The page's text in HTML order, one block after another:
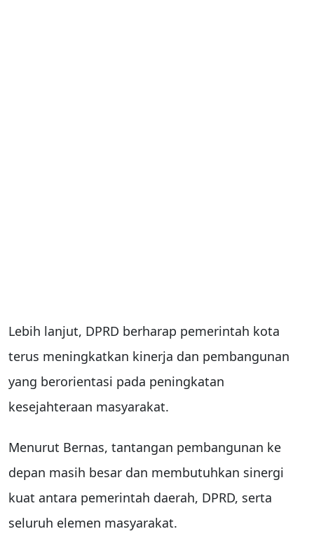
Lebih lanjut, DPRD berharap pemerintah kota
terus meningkatkan kinerja dan pembangunan
yang berorientasi pada peningkatan
kesejahteraan masyarakat.
Menurut Bernas, tantangan pembangunan ke
depan masih besar dan membutuhkan sinergi
kuat antara pemerintah daerah, DPRD, serta
seluruh elemen masyarakat.